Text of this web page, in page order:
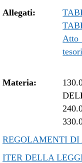
Allegati:
Atto
Materia:
REGOLAMENTI DI
ITER DELLA